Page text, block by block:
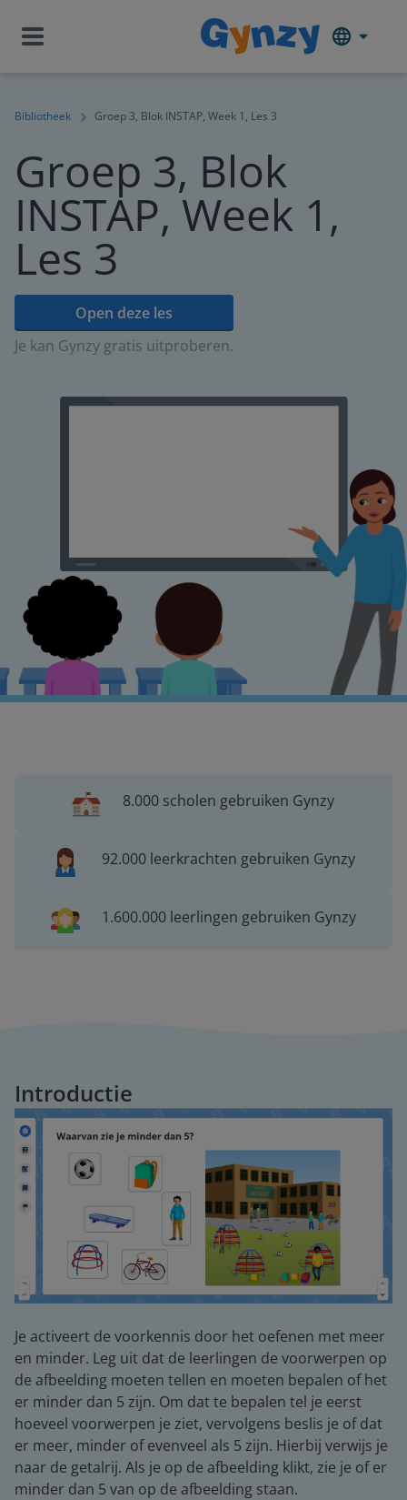
Bibliotheek Groep 3, Blok INSTAP, Week 1, Les 3
Groep 3, Blok
INSTAP, Week 1,
Les 3
Open deze les
Je kan Gynzy gratis uitproberen.
8.000 scholen gebruiken Gynzy
92.000 leerkrachten gebruiken Gynzy
1.600.000 leerlingen gebruiken Gynzy
Introductie
Je activeert de voorkennis door het oefenen met meer
en minder. Leg uit dat de leerlingen de voorwerpen op
de afbeelding moeten tellen en moeten bepalen of het
er minder dan 5 zijn. Om dat te bepalen tel je eerst
hoeveel voorwerpen je ziet, vervolgens beslis je of dat
er meer, minder of evenveel als 5 zijn. Hierbij verwijs je
naar de getalrij. Als je op de afbeelding klikt, zie je of er
minder dan 5 van op de afbeelding staan.